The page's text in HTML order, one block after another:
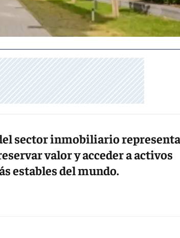
sector inmobiliario representa
valor y acceder a activos
estables del mundo.